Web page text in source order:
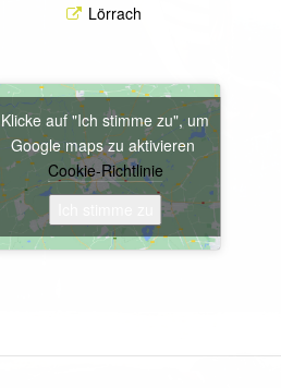
Lörrach
Klicke auf "Ich stimme zu", um
Google maps zu aktivieren
Cookie-Richtlinie